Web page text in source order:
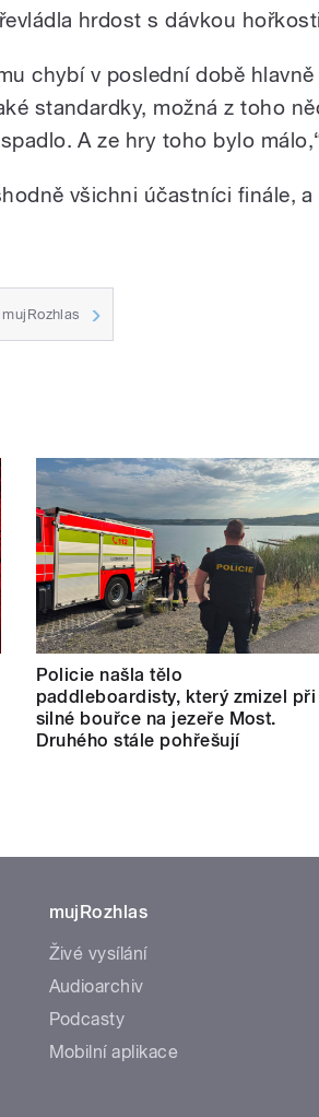
hrdost s dávkou
chybí v poslední době hlavně
standardky, možná z toho
A ze hry toho bylo
všichni účastníci finále,
Policie našla tělo
paddleboardisty, který zmizel při
silné bouřce na jezeře Most.
Druhého stále pohřešují
mujRozhlas
Živé vysílání
Audioarchiv
Podcasty
Mobilní aplikace